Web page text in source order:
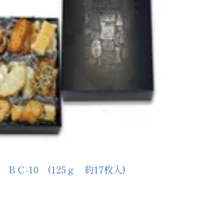
ＢＣ-10 (125ｇ 約17枚入)